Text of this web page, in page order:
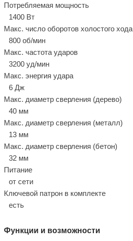
Потребляемая мощность
1400 Вт
Макс. число оборотов холостого хода
800 об/мин
Макс. частота ударов
3200 уд/мин
Макс. энергия удара
6 Дж
Макс. диаметр сверления (дерево)
40 мм
Макс. диаметр сверления (металл)
13 мм
Макс. диаметр сверления (бетон)
32 мм
Питание
от сети
Ключевой патрон в комплекте
есть
Функции и возможности